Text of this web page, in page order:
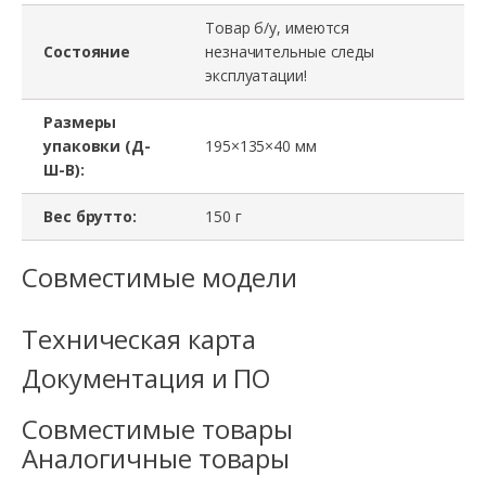
Состояние
Товар б/у, имеются
незначительные следы
эксплуатации!
Размеры
упаковки (Д-
Ш-В):
195×135×40 мм
Вес брутто: 150 г
Совместимые модели
Техническая карта
Документация и ПО
Совместимые товары
Аналогичные товары